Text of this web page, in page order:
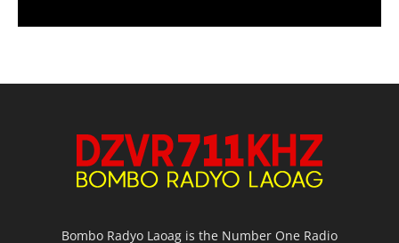
Bombo Radyo Laoag is the Number One Radio